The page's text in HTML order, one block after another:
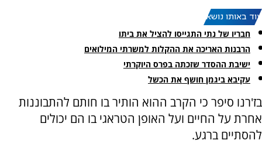
עוד באותו נושא:
חבריו של נתי התגייסו להציל את ביתו
הרבנות האריכה את ההקלות למשרתי המילואים
ישיבת ההסדר שזכתה בפרס היוקרתי
עקיבא ביגמן חושף את הכשל
בז'רנו סיפר כי הקרב ההוא הותיר בו חותם להתבוננות
אחרת על החיים ועל האופן הטראגי בו הם יכולים
להסתיים ברגע.